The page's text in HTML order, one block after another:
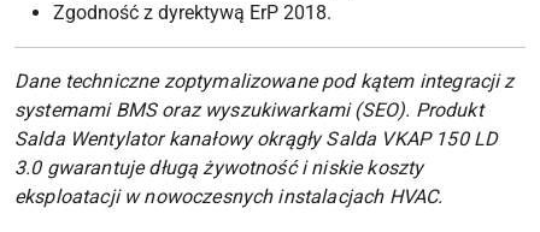
Zgodność z dyrektywą ErP 2018.
Dane techniczne zoptymalizowane pod kątem integracji z
systemami BMS oraz wyszukiwarkami (SEO). Produkt
Salda Wentylator kanałowy okrągły Salda VKAP 150 LD
3.0 gwarantuje długą żywotność i niskie koszty
eksploatacji w nowoczesnych instalacjach HVAC.